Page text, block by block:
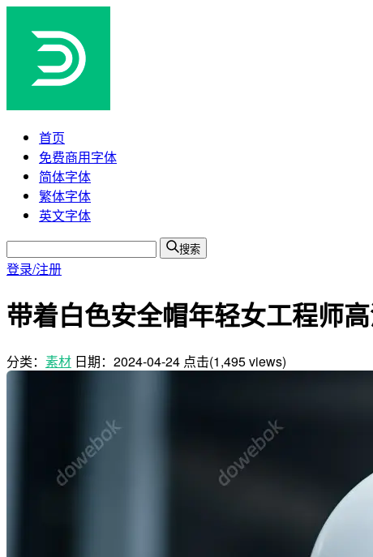
首页
免费商用字体
简体字体
繁体字体
英文字体
搜索
登录/注册
带着白色安全帽年轻女工程师
分类： 素材 日期： 2024-04-24 点击(1,495 views)